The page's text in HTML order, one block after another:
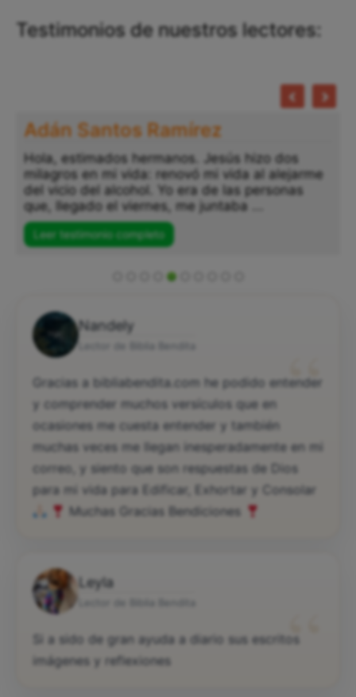
Testimonios de nuestros lectores:
Adán Santos Ramírez
Hola, estimados hermanos. Jesús hizo dos
milagros en mi vida: renovó mi vida al alejarme
del vicio del alcohol. Yo era de las personas
que, llegado el viernes, me juntaba ...
Leer testimonio completo
Nandely
“
Gracias a bibliabendita.com he podido entender
y comprender muchos versículos que en
ocasiones me cuesta entender y también
muchas veces me llegan inesperadamente en mi
correo, y siento que son respuestas de Dios
para mi vida para Edificar, Exhortar y Consolar
Muchas Gracias Bendiciones
Leyla
“
Si a sido de gran ayuda a diario sus escritos
imágenes y reflexiones